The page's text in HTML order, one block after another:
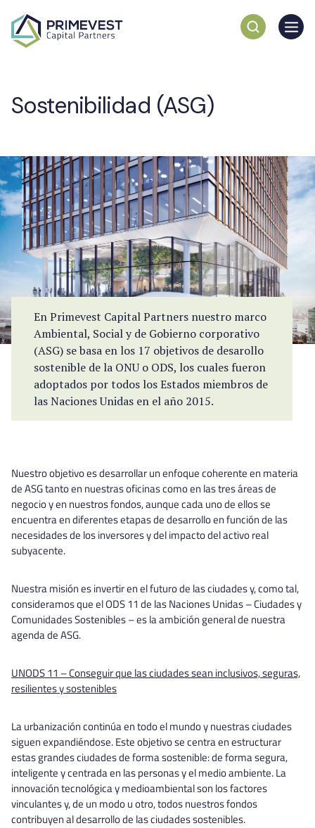
Sostenibilidad (ASG)
En Primevest Capital Partners nuestro marco
Ambiental, Social y de Gobierno corporativo
(ASG) se basa en los 17 objetivos de desarollo
sostenible de la ONU o ODS, los cuales fueron
adoptados por todos los Estados miembros de
las Naciones Unidas en el año 2015.
Nuestro objetivo es desarrollar un enfoque coherente en materia
de ASG tanto en nuestras oficinas como en las tres áreas de
negocio y en nuestros fondos, aunque cada uno de ellos se
encuentra en diferentes etapas de desarrollo en función de las
necesidades de los inversores y del impacto del activo real
subyacente.
Nuestra misión es invertir en el futuro de las ciudades y, como tal,
consideramos que el ODS 11 de las Naciones Unidas – Ciudades y
Comunidades Sostenibles – es la ambición general de nuestra
agenda de ASG.
UNODS 11 – Conseguir que las ciudades sean inclusivos, seguras,
resilientes y sostenibles
La urbanización continúa en todo el mundo y nuestras ciudades
siguen expandiéndose. Este objetivo se centra en estructurar
estas grandes ciudades de forma sostenible: de forma segura,
inteligente y centrada en las personas y el medio ambiente. La
innovación tecnológica y medioambiental son los factores
vinculantes y, de un modo u otro, todos nuestros fondos
contribuyen al desarrollo de las ciudades sostenibles.